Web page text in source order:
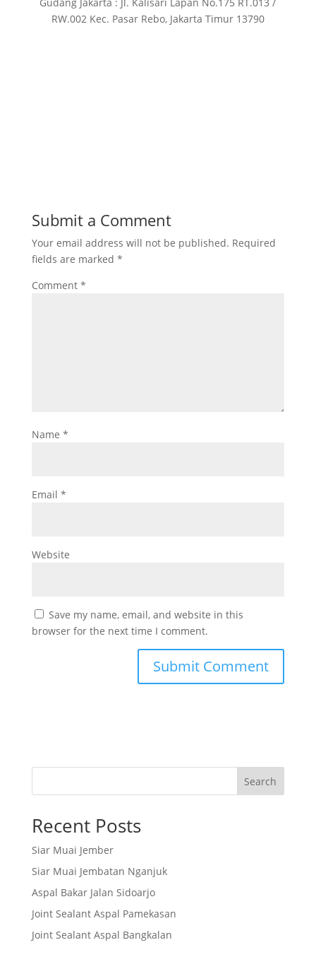
RW.002 Kec. Pasar Rebo, Jakarta Timur 13790
Submit a Comment
Your email address will not be published. Required
fields are marked *
Comment *
Name *
Email *
Website
Save my name, email, and website in this
browser for the next time I comment.
Search
Recent Posts
Siar Muai Jember
Siar Muai Jembatan Nganjuk
Aspal Bakar Jalan Sidoarjo
Joint Sealant Aspal Pamekasan
Joint Sealant Aspal Bangkalan